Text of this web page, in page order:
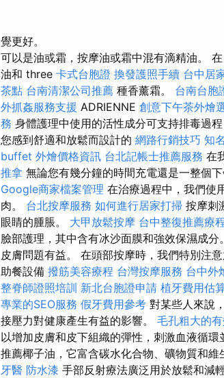
覺更好。
可以是油或霜，按摩油或霜中混有滴精油。
油和 three 卡式台胞證 換發護照手續 台中居
茶點 台南清潔公司推薦 種香薰霜。 台南台胞
外抓姦服務支援 ADRIENNE 創意下午茶外燴
務 身體護理中使用的活性成分可支持排毒過
您感到舒適和放鬆而設計的 網路行銷技巧 知
buffet 外燴價格資訊 台北記帳士推薦服務 在
推拿 無論您有幾分鐘的時間充電還是一整個
Google商家檔案管理 在治療過程中，我們使
肉。 台北按摩服務 如何進行居家打掃 按摩刺
眼睛的腫脹。 大甲放鬆按摩 台中整復推薦療
臉部護理，其中含有冰沙面膜和強效保濕成
皮膚問題有益。 在頭部按摩時，我們特別注
助餐設備 撥筋美容療程 台灣按摩服務 台中外
整脊師證照培訓 新北台胞證申請 植牙費用估
專業的SEO服務 假牙費用參考 對某些人來說
接壓力對健康產生有益的影響。 毛孔粗大的
以增加皮膚和皮下組織的彈性，刺激血液循環
推薦椰子油，它富含碳水化合物、礦物質和維
牙醫 防水漆 手部反射療法廣泛用於放鬆和減